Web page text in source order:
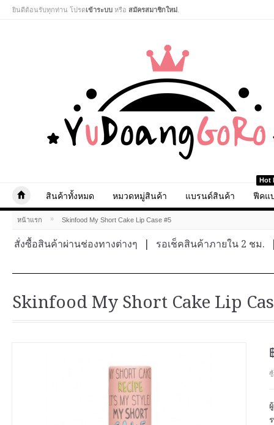
ยินดีต้อนรับทุกท่าน โปรดเข้าระบบ หรือ สมัครสมาชิกใหม่
สินค้าทั้งหมด หมวดหมู่สินค้า แบรนด์สินค้า
Hot
ฟีคแ
หน้าแรก » Skinfood My Short Cake Lip Case #5
สั่งซื้อสินค้าผ่านช่องทางต่างๆ รอเช็คสินค้าภายใน 2 ชม.
Skinfood My Short Cake Lip